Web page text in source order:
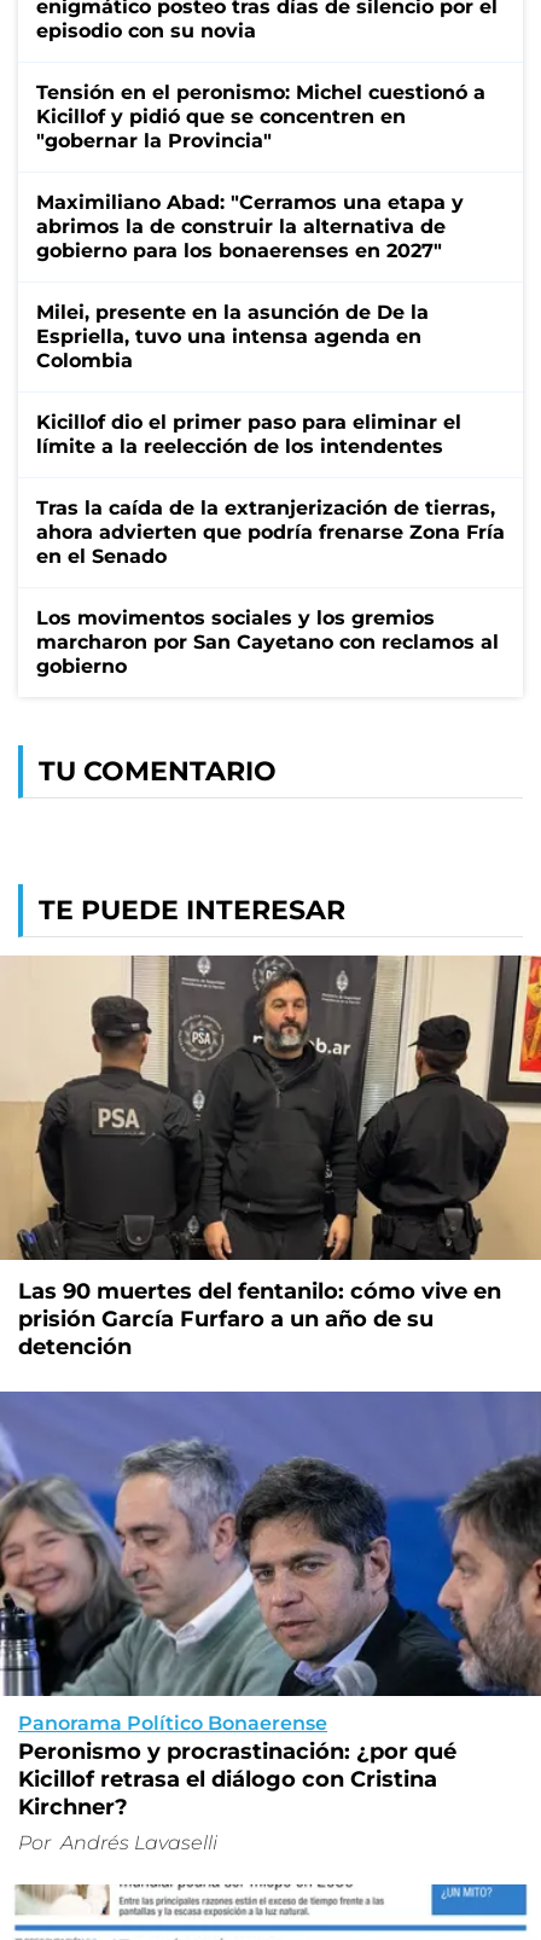
enigmático posteo tras días de silencio por el
episodio con su novia
Tensión en el peronismo: Michel cuestionó a
Kicillof y pidió que se concentren en
"gobernar la Provincia"
Maximiliano Abad: "Cerramos una etapa y
abrimos la de construir la alternativa de
gobierno para los bonaerenses en 2027"
Milei, presente en la asunción de De la
Espriella, tuvo una intensa agenda en
Colombia
Kicillof dio el primer paso para eliminar el
límite a la reelección de los intendentes
Tras la caída de la extranjerización de tierras,
ahora advierten que podría frenarse Zona Fría
en el Senado
Los movimentos sociales y los gremios
marcharon por San Cayetano con reclamos al
gobierno
TU COMENTARIO
TE PUEDE INTERESAR
Las 90 muertes del fentanilo: cómo vive en
prisión García Furfaro a un año de su
detención
Panorama Político Bonaerense
Peronismo y procrastinación: ¿por qué
Kicillof retrasa el diálogo con Cristina
Kirchner?
Por Andrés Lavaselli